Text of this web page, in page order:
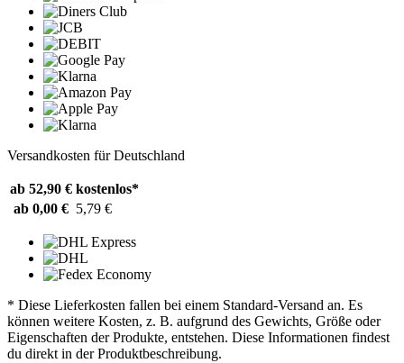
Versandkosten für Deutschland
ab 52,90 € kostenlos*
ab 0,00 € 5,79 €
* Diese Lieferkosten fallen bei einem Standard-Versand an. Es
können weitere Kosten, z. B. aufgrund des Gewichts, Größe oder
Eigenschaften der Produkte, entstehen. Diese Informationen findest
du direkt in der Produktbeschreibung.